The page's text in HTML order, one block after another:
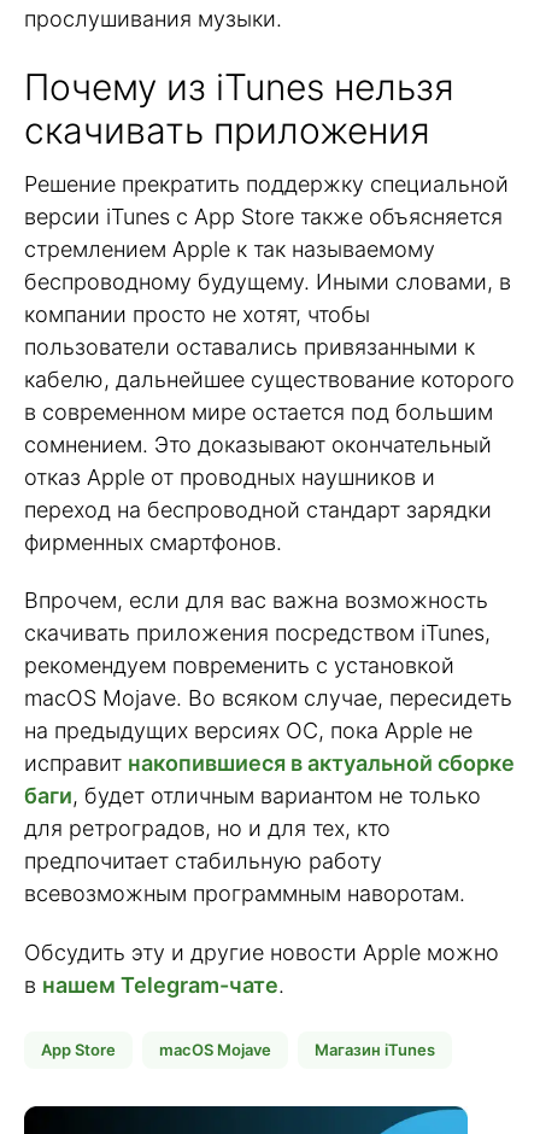
прослушивания музыки.
Почему из iTunes нельзя
скачивать приложения
Решение прекратить поддержку специальной
версии iTunes с App Store также объясняется
стремлением Apple к так называемому
беспроводному будущему. Иными словами, в
компании просто не хотят, чтобы
пользователи оставались привязанными к
кабелю, дальнейшее существование которого
в современном мире остается под большим
сомнением. Это доказывают окончательный
отказ Apple от проводных наушников и
переход на беспроводной стандарт зарядки
фирменных смартфонов.
Впрочем, если для вас важна возможность
скачивать приложения посредством iTunes,
рекомендуем повременить с установкой
macOS Mojave. Во всяком случае, пересидеть
на предыдущих версиях ОС, пока Apple не
исправит накопившиеся в актуальной сборке
баги, будет отличным вариантом не только
для ретроградов, но и для тех, кто
предпочитает стабильную работу
всевозможным программным наворотам.
Обсудить эту и другие новости Apple можно
в нашем Telegram-чате.
App Store macOS Mojave Магазин iTunes